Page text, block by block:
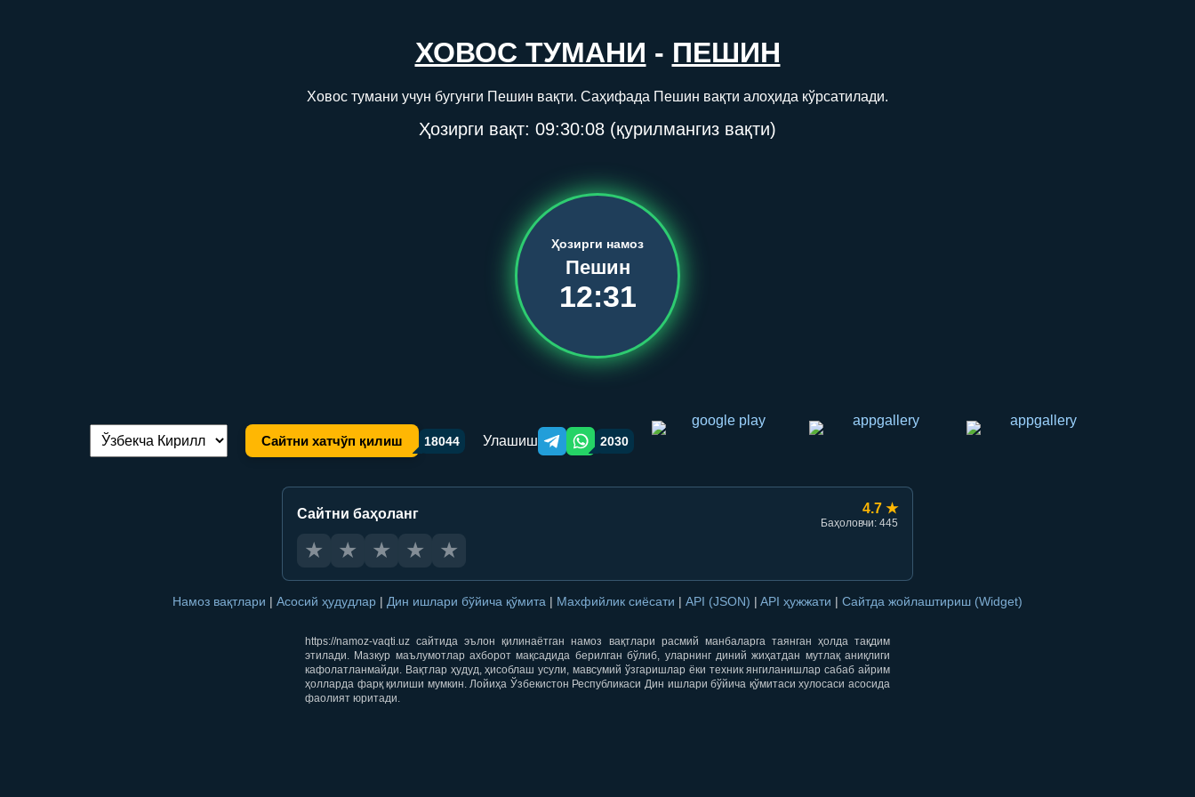
ХОВОС ТУМАНИ - ПЕШИН
Ховос тумани учун бугунги Пешин вақти. Саҳифада Пешин вақти алоҳида кўрсатилади.
Ҳозирги вақт: 09:30:08 (қурилмангиз вақти)
Ҳозирги намоз
Пешин
12:31
Тилни алмаштириш: Сайтни хатчўп қилиш 18044 Улашиш Telegram orqali ulashish
WhatsApp orqali ulashish
2030
Сайтни баҳоланг 4.7 ★
Баҳоловчи: 445
★ ★ ★ ★ ★
Намоз вақтлари | Асосий ҳудудлар | Дин ишлари бўйича қўмита | Махфийлик сиёсати | API (JSON) | API ҳужжати | Сайтда жойлаштириш (Widget)
https://namoz-vaqti.uz сайтида эълон қилинаётган намоз вақтлари расмий манбаларга таянган ҳолда тақдим
этилади. Мазкур маълумотлар ахборот мақсадида берилган бўлиб, уларнинг диний жиҳатдан мутлақ аниқлиги
кафолатланмайди. Вақтлар ҳудуд, ҳисоблаш усули, мавсумий ўзгаришлар ёки техник янгиланишлар сабаб айрим
ҳолларда фарқ қилиши мумкин. Лойиҳа Ўзбекистон Республикаси Дин ишлари бўйича қўмитаси хулосаси асосида
фаолият юритади.